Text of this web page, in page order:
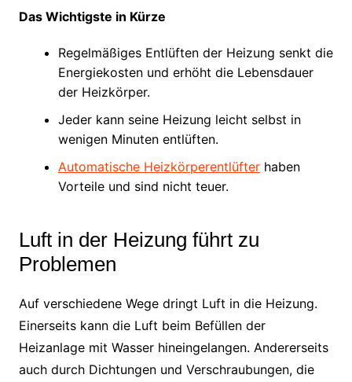
Das Wichtigste in Kürze
Regelmäßiges Entlüften der Heizung senkt die
Energiekosten und erhöht die Lebensdauer
der Heizkörper.
Jeder kann seine Heizung leicht selbst in
wenigen Minuten entlüften.
Automatische Heizkörperentlüfterhaben
Vorteile und sind nicht teuer.
Luft in der Heizung führt zu
Problemen
Auf verschiedene Wege dringt Luft in die Heizung.
Einerseits kann die Luft beim Befüllen der
Heizanlage mit Wasser hineingelangen. Andererseits
auch durch Dichtungen und Verschraubungen, die